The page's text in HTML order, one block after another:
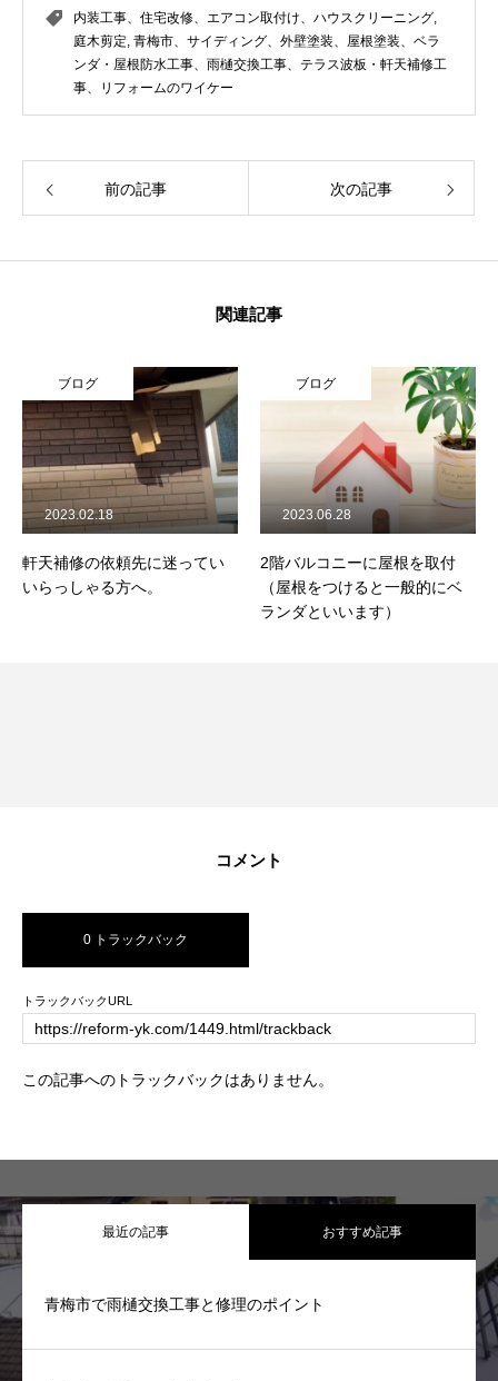
内装工事、住宅改修、エアコン取付け、ハウスクリーニング,
庭木剪定, 青梅市、サイディング、外壁塗装、屋根塗装、ベラ
ンダ・屋根防水工事、雨樋交換工事、テラス波板・軒天補修工
事、リフォームのワイケー
前の記事 次の記事
関連記事
ブログ
軒天補修の依頼先に迷ってい
いらっしゃる方へ。
2023.02.18
ブログ
2階バルコニーに屋根を取付
（屋根をつけると一般的にベ
ランダといいます）
2023.06.28
コメント
0 トラックバック
トラックバックURL
この記事へのトラックバックはありません。
最近の記事 おすすめ記事
青梅市で雨樋交換工事と修理のポイント